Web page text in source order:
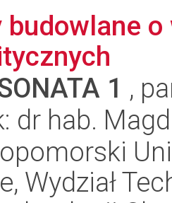
budowlane
1 ,
dr hab.
Wydział